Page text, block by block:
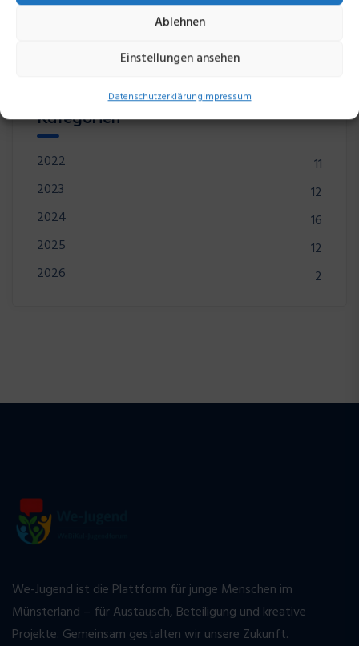
Ablehnen
Einstellungen ansehen
DatenschutzerklärungImpressum
Kategorien
2022
11
2023
12
2024
16
2025
12
2026
2
We-Jugend ist die Plattform für junge Menschen im
Münsterland – für Austausch, Beteiligung und kreative
Projekte. Gemeinsam gestalten wir unsere Zukunft.